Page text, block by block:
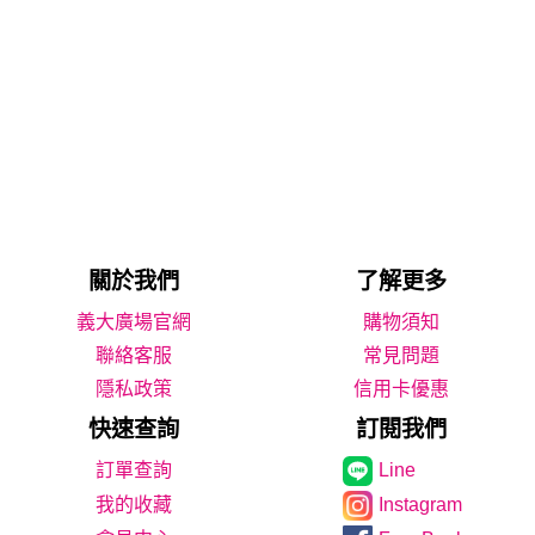
關於我們 了解更多
義大廣場官網
購物須知
聯絡客服
常見問題
隱私政策
信用卡優惠
快速查詢 訂閱我們
Line
我的收藏
Instagram